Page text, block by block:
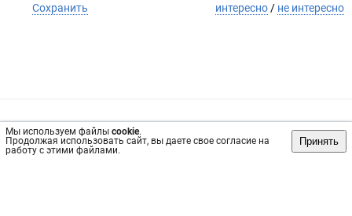
Мы используем файлы cookie.
Продолжая использовать сайт, вы даете свое согласие на
работу с этими файлами.
Принять
Сохранить интересно/ не интересно
Обратная связь Инвесторам
vrachi02.ru, 2019-2026 гг.